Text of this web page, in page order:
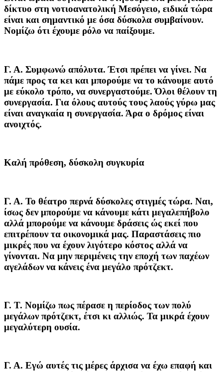
δίκτυο στη νοτιοανατολική Μεσόγειο, ειδικά τώρα
είναι και σημαντικό με όσα δύσκολα συμβαίνουν.
Νομίζω ότι έχουμε ρόλο να παίξουμε.
Γ. Α. Συμφωνώ απόλυτα. Έτσι πρέπει να γίνει. Να
πάμε προς τα κει και μπορούμε να το κάνουμε αυτό
με εύκολο τρόπο, να συνεργαστούμε. Όλοι θέλουν τη
συνεργασία. Για όλους αυτούς τους λαούς γύρω μας
είναι αναγκαία η συνεργασία. Άρα ο δρόμος είναι
ανοιχτός.
Καλή πρόθεση, δύσκολη συγκυρία
Γ. Α. Το θέατρο περνά δύσκολες στιγμές τώρα. Ναι,
ίσως δεν μπορούμε να κάνουμε κάτι μεγαλεπήβολο
αλλά μπορούμε να κάνουμε δράσεις ώς εκεί που
επιτρέπουν τα οικονομικά μας. Παραστάσεις πιο
μικρές που να έχουν λιγότερο κόστος αλλά να
γίνονται. Να μην περιμένεις την εποχή των παχέων
αγελάδων να κάνεις ένα μεγάλο πρότζεκτ.
Γ. Τ. Νομίζω πως πέρασε η περίοδος των πολύ
μεγάλων πρότζεκτ, έτσι κι αλλιώς. Τα μικρά έχουν
μεγαλύτερη ουσία.
Γ. Α. Εγώ αυτές τις μέρες άρχισα να έχω επαφή και